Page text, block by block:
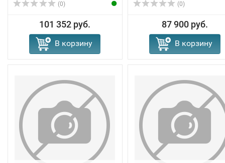
(0)
101 352 руб.
В корзину
(0)
87 900 руб.
В корзину